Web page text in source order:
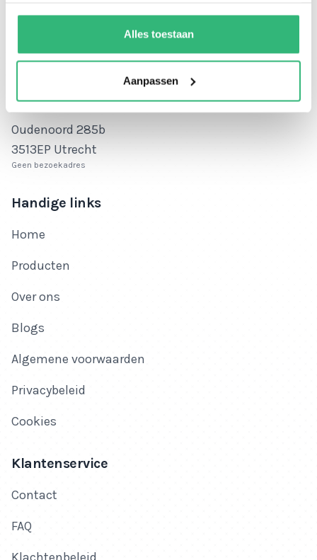
Alles toestaan
Aanpassen
Bedrijfsnaam
Ikwiltegoed.nl
KvK-nummer: 72631538
BTW-nummer
BTW-nummer: NL859181236B01
Adres
Oudenoord 285b
3513EP Utrecht
Geen bezoekadres
Handige links
Home
Producten
Over ons
Blogs
Algemene voorwaarden
Privacybeleid
Cookies
Klantenservice
Contact
FAQ